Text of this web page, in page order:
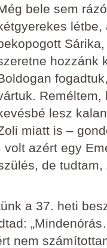
bele sem
létbe,
hozzánk
Reméltem,
lesz
miatt is ‒
azért egy
de tudtam,
a 37. heti
nem